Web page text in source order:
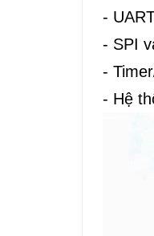
-
- SPI
-
- Hệ